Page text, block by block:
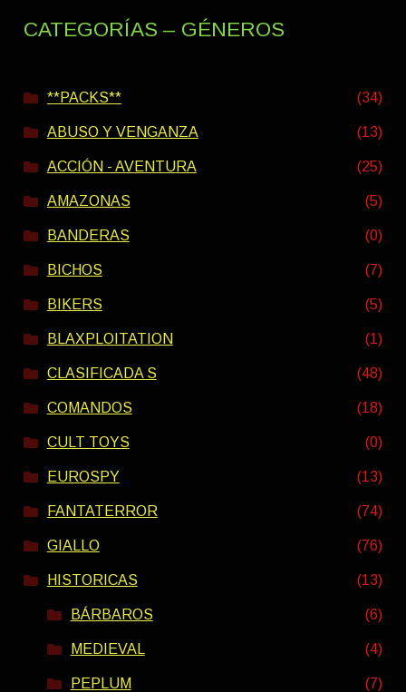
CATEGORÍAS – GÉNEROS
**PACKS** (34)
ABUSO Y VENGANZA (13)
ACCIÓN - AVENTURA (25)
AMAZONAS (5)
BANDERAS (0)
BICHOS (7)
BIKERS (5)
BLAXPLOITATION (1)
CLASIFICADA S (48)
COMANDOS (18)
CULT TOYS (0)
EUROSPY (13)
FANTATERROR (74)
GIALLO (76)
HISTORICAS (13)
BÁRBAROS (6)
MEDIEVAL (4)
PEPLUM (7)